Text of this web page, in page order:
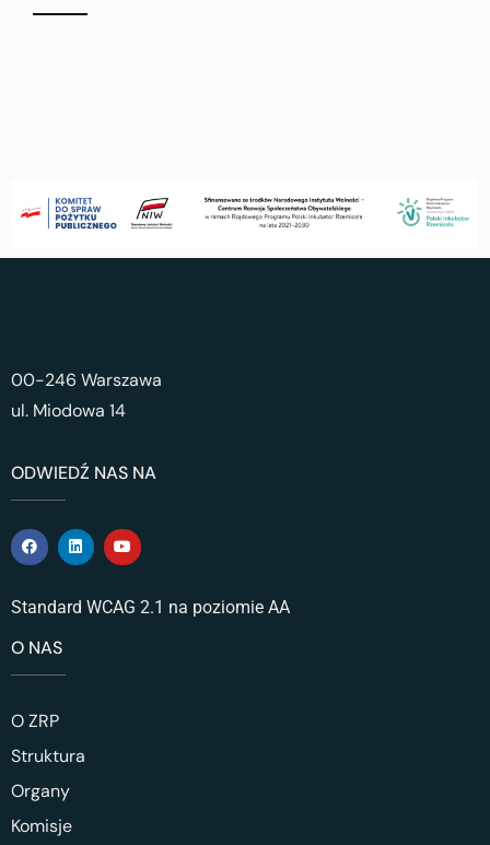
00-246 Warszawa
ul. Miodowa 14
ODWIEDŹ NAS NA
Standard WCAG 2.1 na poziomie AA
O NAS
O ZRP
Struktura
Organy
Komisje